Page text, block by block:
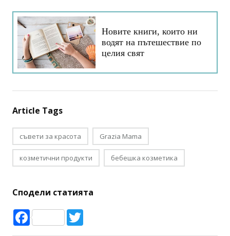
Новите книги, които ни
водят на пътешествие по
целия свят
Article Tags
съвети за красота Grazia Mama
козметични продукти бебешка козметика
Сподели статията
Facebook